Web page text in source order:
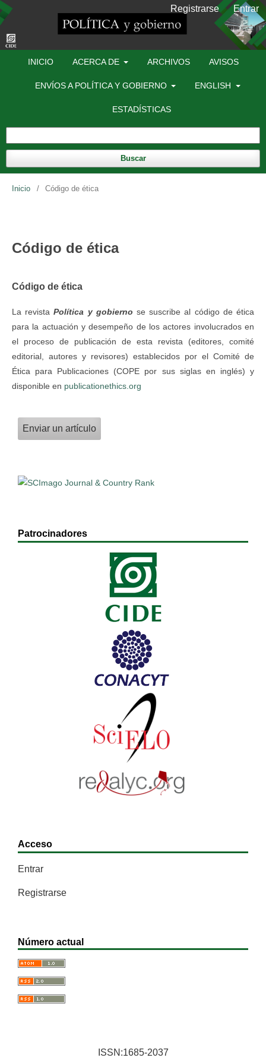
INICIO ACERCA DE ARCHIVOS AVISOS
ENVÍOS A POLÍTICA Y GOBIERNO ENGLISH
ESTADÍSTICAS
Buscar
Registrarse Entrar
Inicio / Código de ética
Código de ética
Código de ética
La revistaPolítica y gobierno se suscribe al código de ética
para la actuación y desempeño de los actores involucrados en
el proceso de publicación de esta revista (editores, comité
editorial, autores y revisores) establecidos por el Comité de
Ética para Publicaciones (COPE por sus siglas en inglés) y
disponible en publicationethics.org
Enviar un artículo
Patrocinadores
Acceso
Entrar
Registrarse
Número actual
ISSN:1685-2037